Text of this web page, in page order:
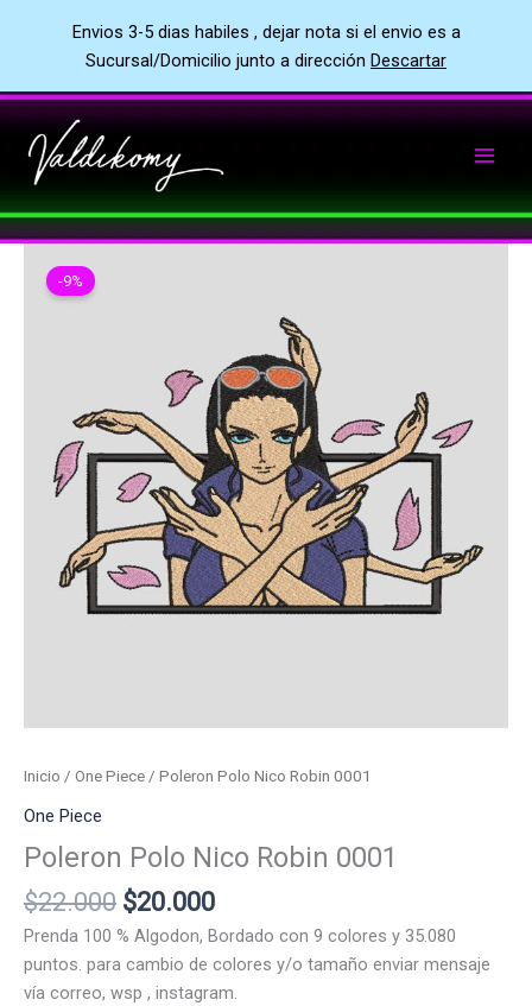
Envios 3-5 dias habiles , dejar nota si el envio es a
Sucursal/Domicilio junto a dirección Descartar
al
contenido
-9%
Inicio / One Piece / Poleron Polo Nico Robin 0001
One Piece
Poleron Polo Nico Robin 0001
$22.000 El
precio
original
era:
$20.000El
precio
actual
es:
Prenda 100 % Algodon, Bordado con 9 colores y 35.080
puntos. para cambio de colores y/o tamaño enviar mensaje
vía correo, wsp , instagram.